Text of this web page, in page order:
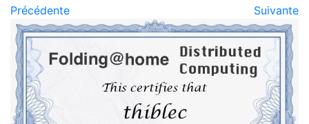
Précédente Suivante